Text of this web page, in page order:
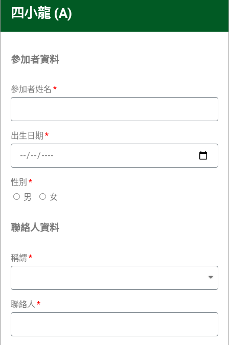
四小龍 (A)
參加者資料
參加者姓名
出生日期
性別
男
女
聯絡人資料
稱謂
聯絡人